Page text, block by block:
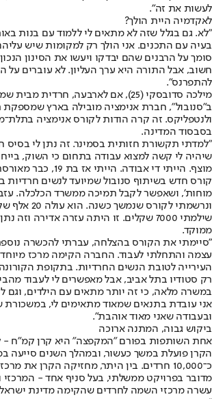
לעשות את זה".
לאקדמיה היית הולך?
"לא. גם בגלל שזה לא מתאים לי ללמוד עם בנות
בעיה עם התכנים. אני הולך רק למקומות שיש
סומך על הרבנים שהם יבדקו ויעשו את הסינון
חשוב, אבל התורה היא ערך העליון. לא עוברים על
להתפרנס".
מילכה סדובסקי (25), אם לארבעה,
ב"סנובול", חברת אנימציה מובילה בארץ שמספקת
ולנטפליקס. זה קרה הודות לקורס אנימציה
בסבסוד המדינה.
"למדתי תקשורת חזותית בסמינר. זה נתן לי בסיס
שיהיה לי קשה למצוא עבודה בתחום כי השוק,
מוצף. הייתי די אבודה.
קורס חדש בשיתוף סנובול שמיועד לנשים חרדיות
מוחות', ושאפשר לקבל תמיכה ממשרד הכלכלה.
ונרשמתי לקורס
שילמתי 7000 שקלים. זו היתה עזרה אדירה
ממוקד.
"סיימתי את הקורס בהצלחה, עברתי להכשרה
עצמה והתחלתי לעבוד. החברה הקימה מרכז מיוחד
העירייה לטובת הנשים החרדיות. בתקופת
רק סטודיו בתל אביב, אבל מאפשרים לי לעבוד
במשרה מלאה, כי זה יותר מתאים עם הילדים, וגם
אני עובדת בתנאים שמאוד מתאימים לי, במשכורת
ובעבודה שאני מאוד אוהבת".
ביקוש גבוה, המתנה ארוכה
אחת השותפות בפורם "המקפצה" היא קרן קמ"ח -
הקרן פועלת במשך כעשור, ובמהלך השנים סייעה
כ־10,000 חרדים. בין היתר, מחזיקה הקרן את
מדובר בפרויקט ממשלתי, בעל סניף אחד - המרכזי
עשרה מרכזי השמה לחרדים שהקימה מדינת